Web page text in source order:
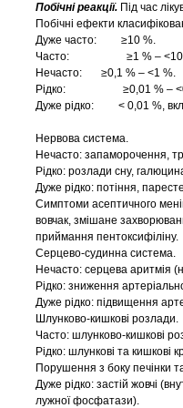
Побічні реакції. Під час
Побічні ефекти
Дуже часто: ≥10 %.
Часто: ≥1 % – <10
Нечасто: ≥0,1 % – <1 %.
Рідко: ≥0,01 % –
Дуже рідко: < 0,01 %,
Нервова система.
Нечасто: запаморочення,
Рідко: розлади сну,
Дуже рідко: потіння,
Симптоми асептичного
вовчак, змішане
приймання пентоксифіліну.
Серцево-судинна система.
Нечасто: серцева аритмія
Рідко: зниження
Дуже рідко: підвищення
Шлунково-кишкові розлади.
Часто: шлунково-кишкові
Рідко: шлункові та кишкові
Порушення з боку печінки
Дуже рідко: застій жовчі
лужної фосфатази).